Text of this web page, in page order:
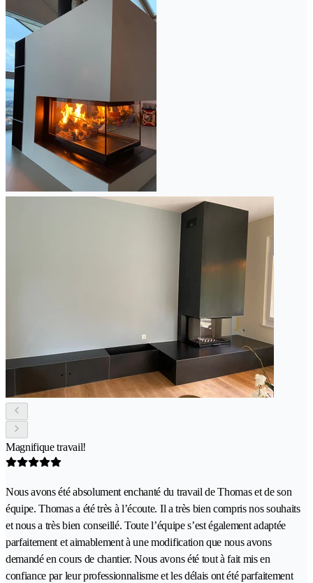
Magnifique travail!
Nous avons été absolument enchanté du travail de Thomas et de son
équipe. Thomas a été très à l’écoute. Il a très bien compris nos souhaits
et nous a très bien conseillé. Toute l’équipe s’est également adaptée
parfaitement et aimablement à une modification que nous avons
demandé en cours de chantier. Nous avons été tout à fait mis en
confiance par leur professionnalisme et les délais ont été parfaitement